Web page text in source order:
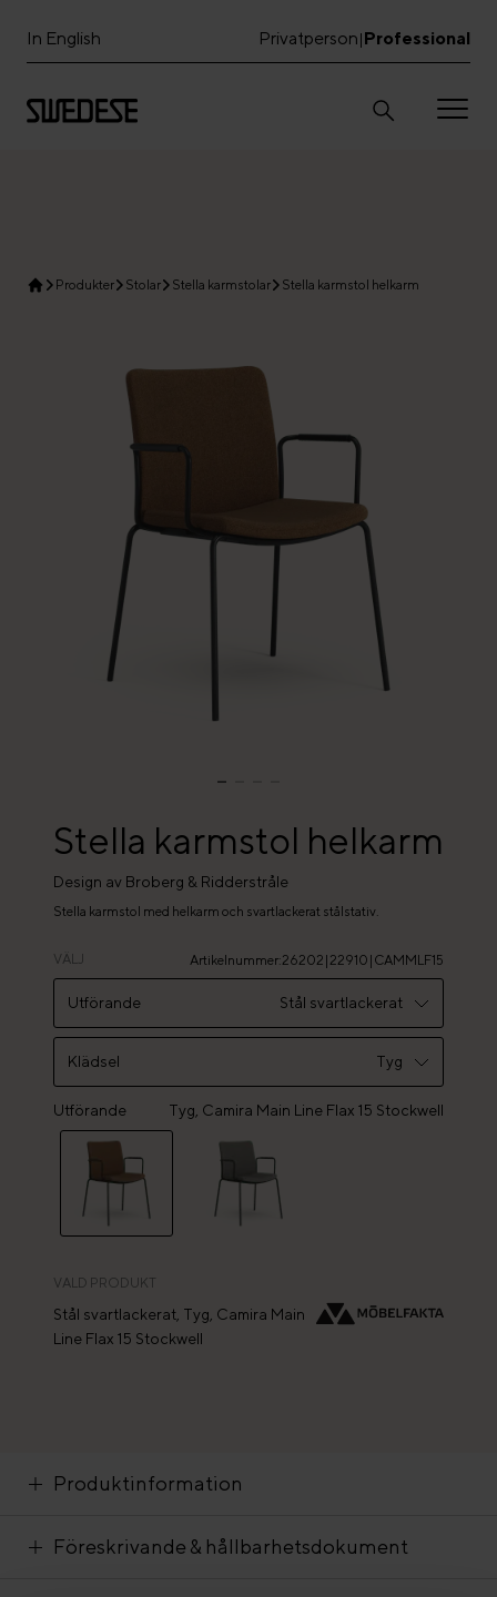
In English Professional
|
Privatperson
Produkter Stolar Stella karmstolar Stella karmstol helkarm
Stella karmstol helkarm
Design av Broberg & Ridderstråle
Stella karmstol med helkarm och svartlackerat stålstativ.
VÄLJ Artikelnummer:26202|22910|CAMMLF15
Utförande Stål svartlackerat
Klädsel Tyg
Tyg
Läder
Utförande Tyg, Camira Main Line Flax 15 Stockwell
VALD PRODUKT
Stål svartlackerat, Tyg, Camira Main
Line Flax 15 Stockwell
Produktinformation
Föreskrivande & hållbarhetsdokument